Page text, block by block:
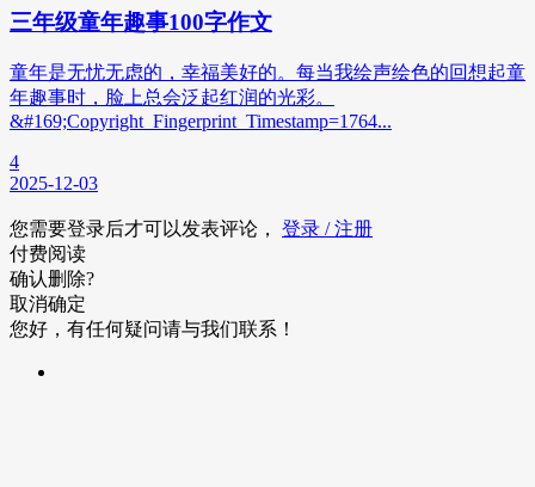
三年级童年趣事100字作文
童年是无忧无虑的，幸福美好的。每当我绘声绘色的回想起童
年趣事时，脸上总会泛起红润的光彩。
&#169;Copyright_Fingerprint_Timestamp=1764...
4
2025-12-03
您需要登录后才可以发表评论， 登录 / 注册
付费阅读
确认删除?
取消确定
您好，有任何疑问请与我们联系！